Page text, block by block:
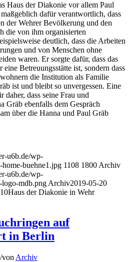
Haus der Diakonie vor allem Paul
dafür verantwortlich, dass
der Wehrer Bevölkerung und den
die von ihm organisierten
deutlich, dass die Arbeiten
und von Menschen ohne
waren. Er sorgte dafür, dass das
Betreuungsstätte ist, sondern dass
die Institution als Familie
ist und bleibt so unvergessen. Eine
daher, dass seine Frau und
Gräb ebenfalls dem Gespräch
über die Hanna und Paul Gräb
u6b.de/wp-
buehne1.jpg 1108 1800 Archiv
u6b.de/wp-
logo-mdb.png Archiv2019-05-20
Haus der Diakonie in Wehr
auf
in Berlin
/von Archiv